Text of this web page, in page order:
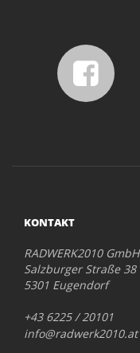
KONTAKT
RADWERK2010 GmbH
Salzburger Straße 38
5301 Eugendorf
+43 6225 / 20101
info@radwerk2010.at